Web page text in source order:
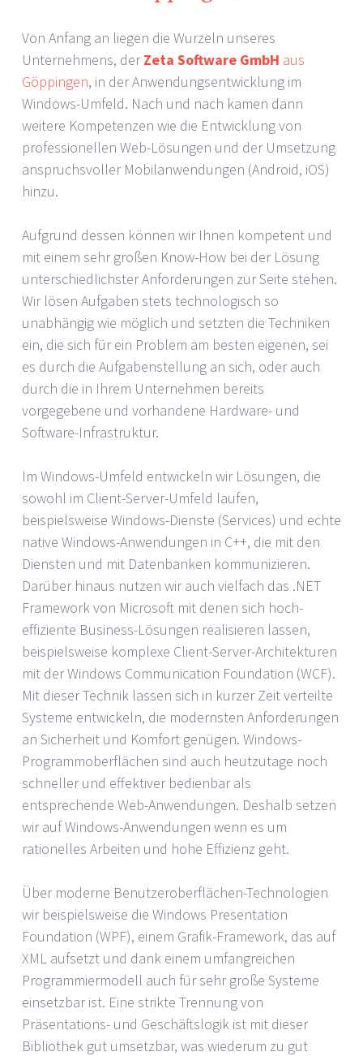
Von Anfang an liegen die Wurzeln unseres
Unternehmens, derZeta Software GmbH aus
Göppingen, in der Anwendungsentwicklung im
Windows-Umfeld. Nach und nach kamen dann
weitere Kompetenzen wie die Entwicklung von
professionellen Web-Lösungen und der Umsetzung
anspruchsvoller Mobilanwendungen (Android, iOS)
hinzu.
Aufgrund dessen können wir Ihnen kompetent und
mit einem sehr großen Know-How bei der Lösung
unterschiedlichster Anforderungen zur Seite stehen.
Wir lösen Aufgaben stets technologisch so
unabhängig wie möglich und setzten die Techniken
ein, die sich für ein Problem am besten eigenen, sei
es durch die Aufgabenstellung an sich, oder auch
durch die in Ihrem Unternehmen bereits
vorgegebene und vorhandene Hardware- und
Software-Infrastruktur.
Im Windows-Umfeld entwickeln wir Lösungen, die
sowohl im Client-Server-Umfeld laufen,
beispielsweise Windows-Dienste (Services) und echte
native Windows-Anwendungen in C++, die mit den
Diensten und mit Datenbanken kommunizieren.
Darüber hinaus nutzen wir auch vielfach das .NET
Framework von Microsoft mit denen sich hoch-
effiziente Business-Lösungen realisieren lassen,
beispielsweise komplexe Client-Server-Architekturen
mit der Windows Communication Foundation (WCF).
Mit dieser Technik lassen sich in kurzer Zeit verteilte
Systeme entwickeln, die modernsten Anforderungen
an Sicherheit und Komfort genügen. Windows-
Programmoberflächen sind auch heutzutage noch
schneller und effektiver bedienbar als
entsprechende Web-Anwendungen. Deshalb setzen
wir auf Windows-Anwendungen wenn es um
rationelles Arbeiten und hohe Effizienz geht.
Über moderne Benutzeroberflächen-Technologien
wir beispielsweise die Windows Presentation
Foundation (WPF), einem Grafik-Framework, das auf
XML aufsetzt und dank einem umfangreichen
Programmiermodell auch für sehr große Systeme
einsetzbar ist. Eine strikte Trennung von
Präsentations- und Geschäftslogik ist mit dieser
Bibliothek gut umsetzbar, was wiederum zu gut